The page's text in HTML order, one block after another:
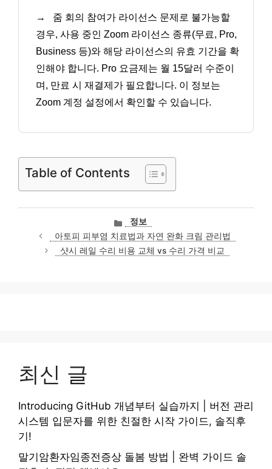
→
줌 회의 참여가 라이선스 문제로 불가능할
경우, 사용 중인 Zoom 라이선스 종류(무료, Pro,
Business 등)와 해당 라이선스의 유효 기간을 확
인해야 합니다. Pro 요금제는 월 15달러 수준이
며, 만료 시 재결제가 필요합니다. 이 정보는
Zoom 계정 설정에서 확인할 수 있습니다.
Table of Contents
카
테
고
리
정보
아토피 피부염 치료법과 자연 완화 크림 관리법
샷시 레일 수리 비용 교체 vs 수리 가격 비교
최신 글
Introducing GitHub 개념부터 실습까지 | 버전 관리
시스템 입문자를 위한 친절한 시작 가이드, 솔직후
기!
말기암환자임종전증상 돌봄 방법 | 완벽 가이드 솔